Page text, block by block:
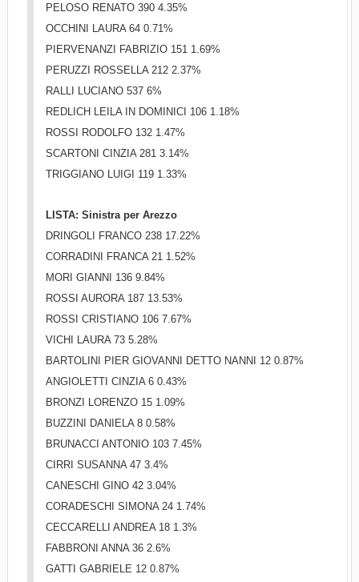
PELOSO RENATO 390 4.35%
OCCHINI LAURA 64 0.71%
PIERVENANZI FABRIZIO 151 1.69%
PERUZZI ROSSELLA 212 2.37%
RALLI LUCIANO 537 6%
REDLICH LEILA IN DOMINICI 106 1.18%
ROSSI RODOLFO 132 1.47%
SCARTONI CINZIA 281 3.14%
TRIGGIANO LUIGI 119 1.33%
LISTA: Sinistra per Arezzo
DRINGOLI FRANCO 238 17.22%
CORRADINI FRANCA 21 1.52%
MORI GIANNI 136 9.84%
ROSSI AURORA 187 13.53%
ROSSI CRISTIANO 106 7.67%
VICHI LAURA 73 5.28%
BARTOLINI PIER GIOVANNI DETTO NANNI 12 0.87%
ANGIOLETTI CINZIA 6 0.43%
BRONZI LORENZO 15 1.09%
BUZZINI DANIELA 8 0.58%
BRUNACCI ANTONIO 103 7.45%
CIRRI SUSANNA 47 3.4%
CANESCHI GINO 42 3.04%
CORADESCHI SIMONA 24 1.74%
CECCARELLI ANDREA 18 1.3%
FABBRONI ANNA 36 2.6%
GATTI GABRIELE 12 0.87%